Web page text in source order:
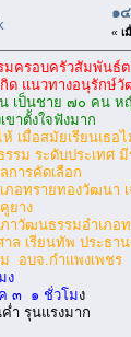
๑
« เ
ครอบครัวสัมพันธ์
กิด แนวทางอนุรักษ์
เป็นชาย ๗๐ คน ห
าตั้งใจฟังมาก
มื่อสมัยเรียนเธอ
ม ระดับประเทศ มี
ารคัดเลือก
รายทองวัฒนา เ
ยาง
วัฒนธรรมอำเภอ
เรียนทัพ ประธา
อบจ.กำแพงเพชร
ง
๓ ๑ ชั่วโมง
ำ รุนแรงมาก